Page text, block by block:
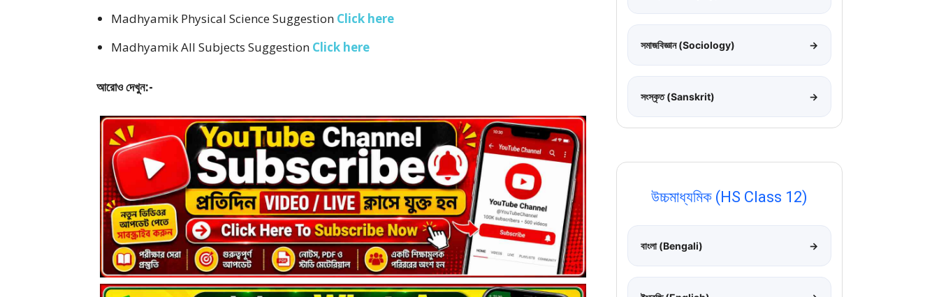
Madhyamik Physical Science Suggestion Click here
Madhyamik All Subjects Suggestion Click here
আরোও দেখুন:-
সমাজবিজ্ঞান (Sociology) →
সংস্কৃত (Sanskrit) →
উচ্চমাধ্যমিক (HS Class 12)
বাংলা (Bengali) →